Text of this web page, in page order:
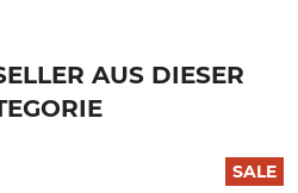
Leuchtweite
AUS DIESER
SALE